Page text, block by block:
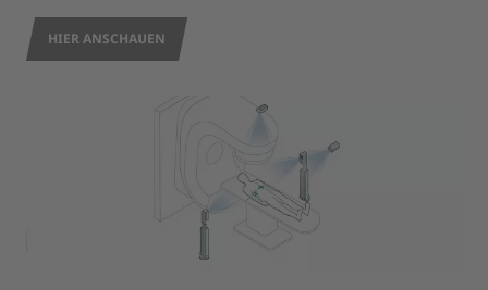
HIER ANSCHAUEN